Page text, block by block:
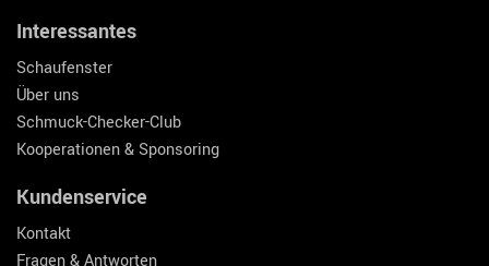
Interessantes
Schaufenster
Über uns
Schmuck-Checker-Club
Kooperationen & Sponsoring
Kundenservice
Kontakt
Fragen & Antworten